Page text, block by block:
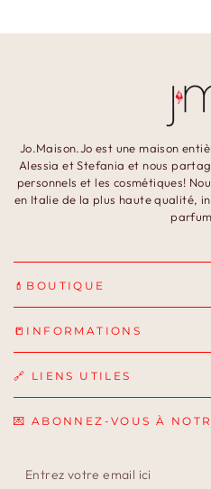
Jo.Maison.Jo est une maison
Alessia et Stefania et nous
personnels et les cosmétiques!
en Italie de la plus haute qualité,
💄BOUTIQUE
📒INFORMATIONS
🔗 LIENS UTILES
💌 ABONNEZ-VOUS À
Entrez